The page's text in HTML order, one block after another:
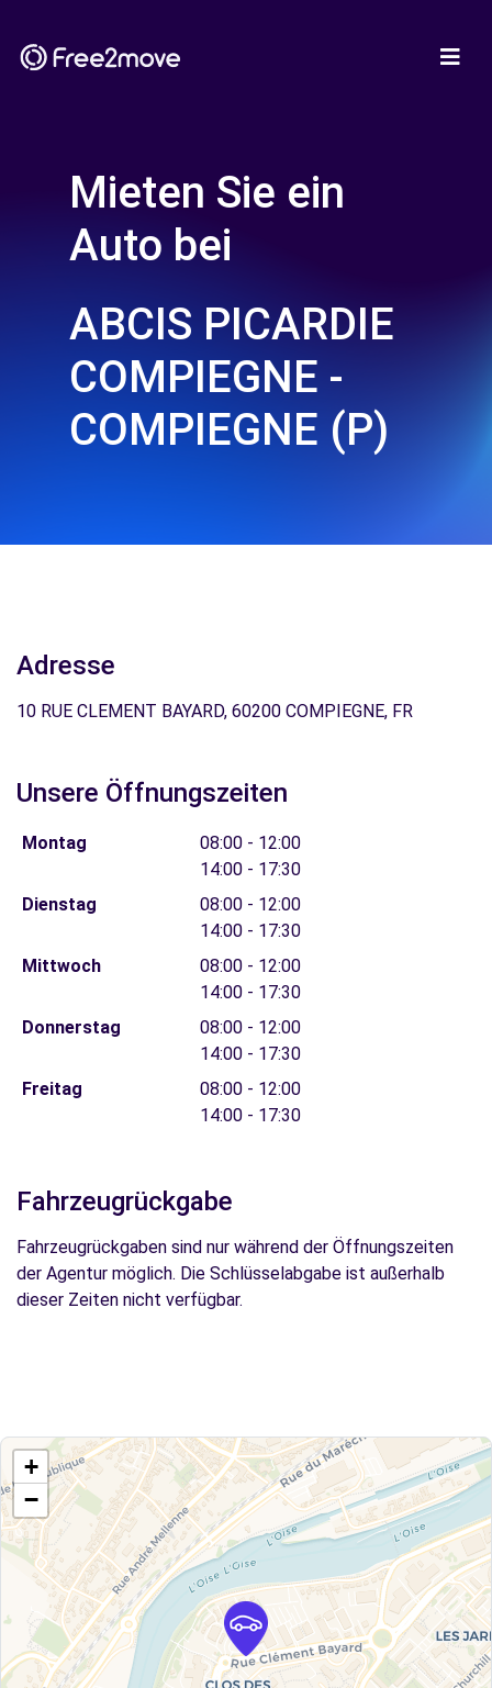
Mieten Sie ein
Auto bei
ABCIS PICARDIE
COMPIEGNE -
COMPIEGNE (P)
Adresse
10 RUE CLEMENT BAYARD, 60200 COMPIEGNE, FR
Unsere Öffnungszeiten
Montag
08:00 - 12:00
14:00 - 17:30
Dienstag
08:00 - 12:00
14:00 - 17:30
Mittwoch
08:00 - 12:00
14:00 - 17:30
Donnerstag
08:00 - 12:00
14:00 - 17:30
Freitag
08:00 - 12:00
14:00 - 17:30
Fahrzeugrückgabe
Fahrzeugrückgaben sind nur während der Öffnungszeiten
der Agentur möglich. Die Schlüsselabgabe ist außerhalb
dieser Zeiten nicht verfügbar.
+
−